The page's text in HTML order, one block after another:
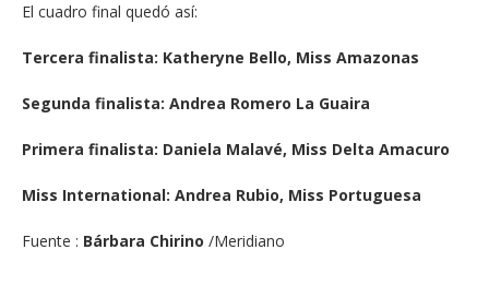
El cuadro final quedó así:
Tercera finalista: Katheryne Bello, Miss Amazonas
Segunda finalista: Andrea Romero La Guaira
Primera finalista: Daniela Malavé, Miss Delta Amacuro
Miss International: Andrea Rubio, Miss Portuguesa
Fuente : Bárbara Chirino /Meridiano